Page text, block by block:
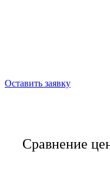
Оставить заявку
Сравнение